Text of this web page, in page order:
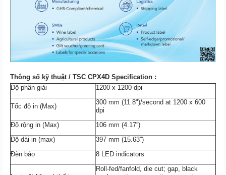
Thông số kỹ thuật / TSC CPX4D Specification :
Độ phân giải
1200 x 1200 dpi
Tốc độ in (Max)
300 mm (11.8")/second at 1200 x 600
dpi
Độ rộng in (Max)
106 mm (4.17”)
Độ dài in (max)
397 mm (15.63”)
Đèn báo
8 LED indicators
Roll-fed/fanfold, die cut; gap, black